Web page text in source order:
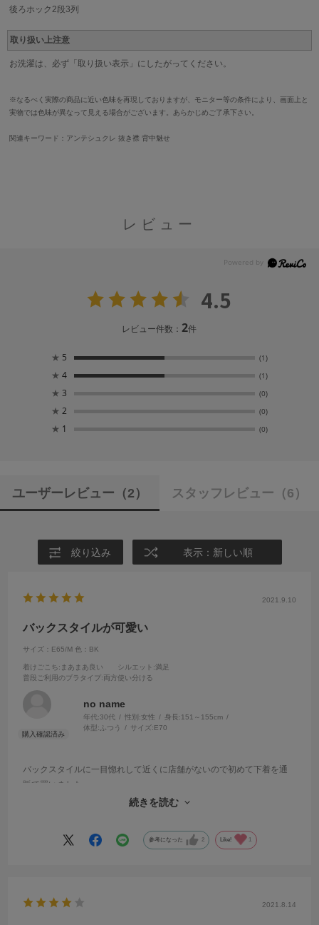
後ろホック2段3列
取り扱い上注意
お洗濯は、必ず「取り扱い表示」にしたがってください。
※なるべく実際の商品に近い色味を再現しておりますが、モニター等の条件により、画面上と
実物では色味が異なって見える場合がございます。あらかじめご了承下さい。
関連キーワード：アンテシュクレ 抜き襟 背中魅せ
レビュー
4.5
レビュー件数：2件
★ 5 (1)
★ 4 (1)
★ 3 (0)
★ 2 (0)
★ 1 (0)
ユーザーレビュー （2） スタッフレビュー （6）
絞り込み 表示：新しい順
2021.9.10
バックスタイルが可愛い
サイズ：E65/M 色：BK
着けごこち:まあまあ良い シルエット :満足
普段ご利用のブラタイプ :両方使い分ける
no name
年代:30代 性別:女性 身長:151～155cm
体型: ふつう サイズ:E70
バックスタイルに一目惚れして近くに店舗がないので初めて下着を通
販で買いました。
とても可愛く、それだけでつけててテンションがあがります。
続きを読む
参考になった 2 Like! 1
2021.8.14